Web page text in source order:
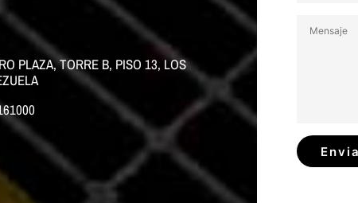
PLAZA, TORRE B, PISO 13, LOS